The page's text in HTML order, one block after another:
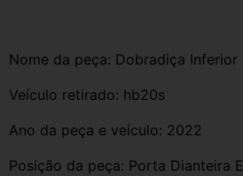
Nome da peça: Dobradiça Inferior
Veículo retirado: hb20s
Ano da peça e veículo: 2022
Posição da peça: Porta Dianteira